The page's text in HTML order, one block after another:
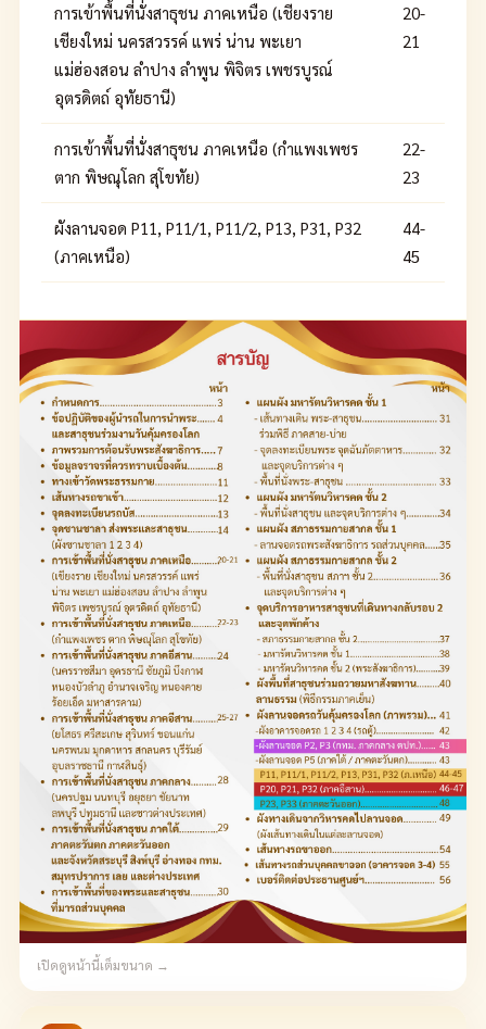
การเข้าพื้นที่นั่งสาธุชน ภาคเหนือ (เชียงราย
เชียงใหม่ นครสวรรค์ แพร่ น่าน พะเยา
แม่ฮ่องสอน ลำปาง ลำพูน พิจิตร เพชรบูรณ์
อุตรดิตถ์ อุทัยธานี)
20-
21
การเข้าพื้นที่นั่งสาธุชน ภาคเหนือ (กำแพงเพชร
ตาก พิษณุโลก สุโขทัย)
22-
23
ผังลานจอด P11, P11/1, P11/2, P13, P31, P32
(ภาคเหนือ)
44-
45
เปิดดูหน้านี้เต็มขนาด →